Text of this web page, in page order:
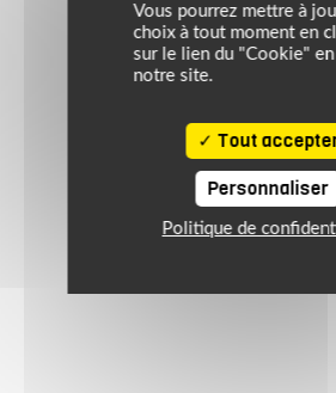
Vous pourrez mettre à
choix à tout moment en
sur le lien du "Cookie"
notre site.
Tout
Personnaliser
Politique de